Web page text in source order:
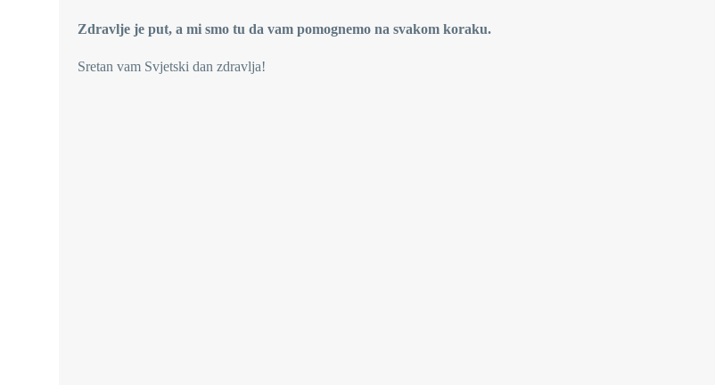
Zdravlje je put, a mi smo tu da vam pomognemo na svakom koraku.
Sretan vam Svjetski dan zdravlja!